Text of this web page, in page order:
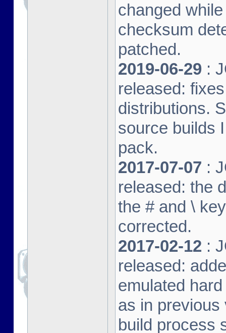
changed
checksum
patched.
2019-06-29 :
released:
distributions.
source builds
pack.
2017-07-07 :
released: the
the # and \
corrected.
2017-02-12 :
released:
emulated
as in previous
build process